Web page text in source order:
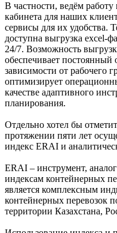
В частности, ведём
кабинета для наших
сервисы для их удобства.
доступна выгрузка excel-
24/7. Возможность
обеспечивает
зависимости от рабочего
оптимизирует
качестве адаптивного
планирования.
Отдельно хотел бы
протяжении пяти лет
индекс ERAI и
ERAI – инструмент,
индексам контейнерных
является комплексным
контейнерных перевозок
территории Казахстана,